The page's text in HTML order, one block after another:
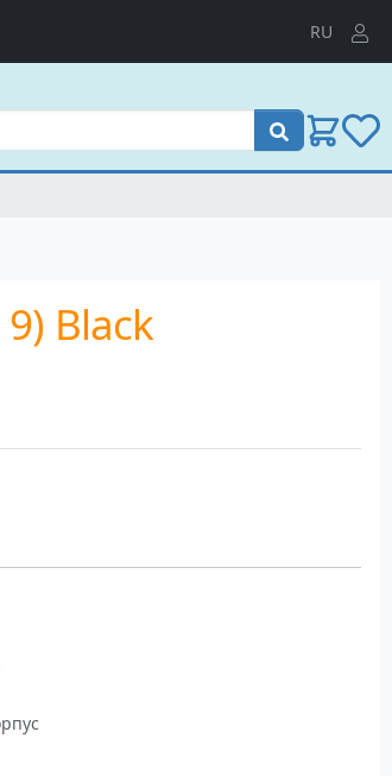
RU
Пошук
Black